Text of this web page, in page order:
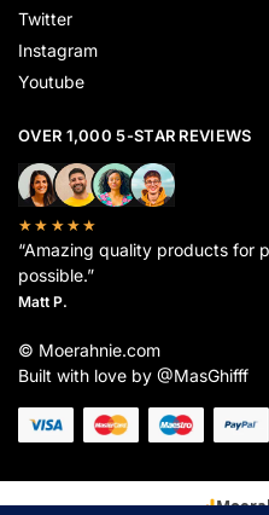
Twitter
Instagram
Youtube
OVER 1,000 5-STAR REVIEWS
★★★★★
“Amazing quality products for
possible.”
Matt P.
© Moerahnie.com
Built with love by @MasGhifff